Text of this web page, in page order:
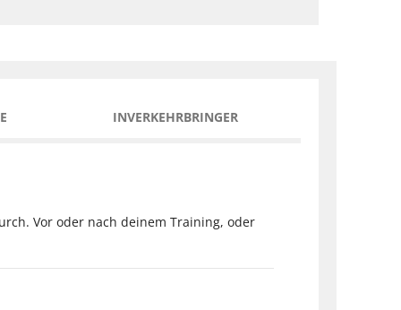
INVERKEHRBRINGER
Vor oder nach deinem Training, oder